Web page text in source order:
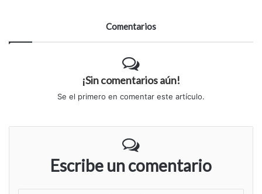
Comentarios
¡Sin comentarios aún!
Se el primero en comentar este artículo.
Escribe un comentario